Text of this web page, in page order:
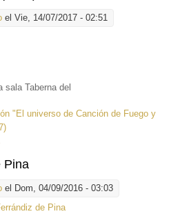
el Vie, 14/07/2017 - 02:51
sala Taberna del
"El universo de Canción de Fuego y
Pina
el Dom, 04/09/2016 - 03:03
de Pina